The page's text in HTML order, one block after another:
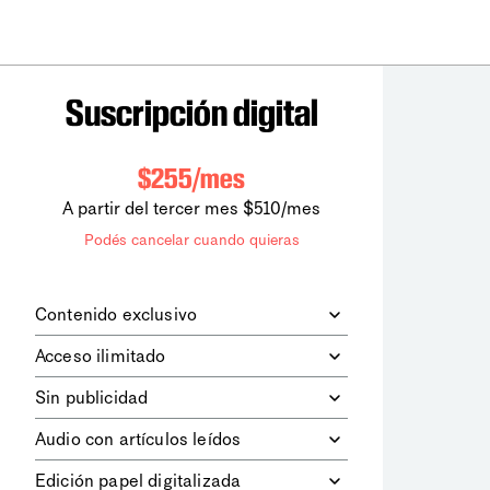
Suscripción digital
$255/mes
A partir del tercer mes $510/mes
Podés cancelar cuando quieras
Contenido exclusivo
digitales dela diaria
los contenidos de Le Monde
diplomatique.
Acceso ilimitado
contenidos.
Sin publicidad
publicitarios.
Audio con artículos leídos
Edición papel digitalizada